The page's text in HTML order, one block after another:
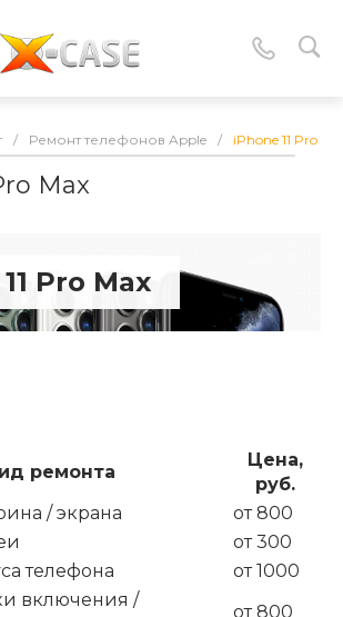
/ Ремонт телефонов Apple / iPhone 11 Pro
Max
Pro Max
ремонта
Цена,
руб.
/ экрана
от 800
от 300
телефона
от 1000
включения /
от 800